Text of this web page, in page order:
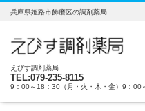
兵庫県姫路市飾磨区の調剤薬局
えびす調剤薬局
TEL:079-235-8115
9：00～18：30（月・火・木・金）9：00